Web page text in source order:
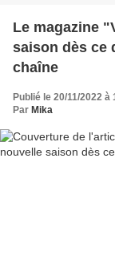
Le magazine
saison dès ce
chaîne
Publié le 20/11/2022 à
Par Mika